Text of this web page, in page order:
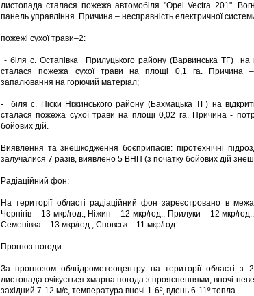
листопада сталася пожежа автомобіля "Оpel Vectra 201".
панель управління. Причина – несправність електричної
пожежі сухої трави–2:
- біля с. Остапівка Прилуцького району (Варвинська ТГ) на
сталася пожежа сухої трави на площі 0,1 га. Причина –
запалювання на горючий матеріал;
- біля с. Піски Ніжинського району (Бахмацька ТГ) на
сталася пожежа сухої трави на площі 0,02 га. Причина -
бойових дій.
Виявлення та знешкодження боєприпасів: піротехнічні
залучалися 7 разів, виявлено 5 ВНП (з початку бойових дій
Радіаційний фон:
На території області радіаційний фон зареєстровано в
Чернігів – 13 мкр/год., Ніжин – 12 мкр/год., Прилуки – 12 мкр/
Семенівка – 13 мкр/год., Сновськ – 11 мкр/год.
Прогноз погоди:
За прогнозом облгідрометеоцентру на території області
листопада очікується хмарна погода з проясненнями, вночі
західний 7-12 м/с, температура вночі 1-6º, вдень 6-11º тепла.